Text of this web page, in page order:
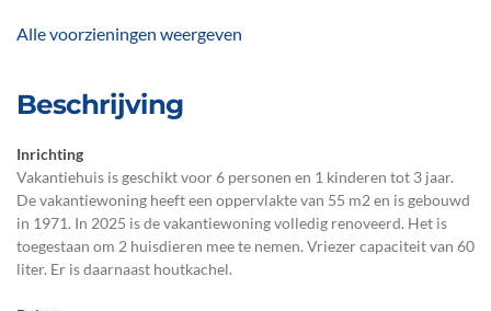
Alle voorzieningen weergeven
Beschrijving
Inrichting
Vakantiehuis is geschikt voor 6 personen en 1 kinderen tot 3 jaar.
De vakantiewoning heeft een oppervlakte van 55 m2 en is gebouwd
in 1971. In 2025 is de vakantiewoning volledig renoveerd. Het is
toegestaan om 2 huisdieren mee te nemen. Vriezer capaciteit van 60
liter. Er is daarnaast houtkachel.